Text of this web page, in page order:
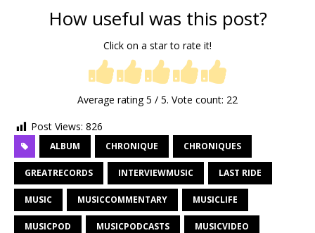
How useful was this post?
Click on a star to rate it!
Average rating5 / 5. Vote count: 22
Post Views: 826
ALBUM CHRONIQUE CHRONIQUES
GREATRECORDS INTERVIEWMUSIC LAST RIDE
MUSIC MUSICCOMMENTARY MUSICLIFE
MUSICPOD MUSICPODCASTS MUSICVIDEO